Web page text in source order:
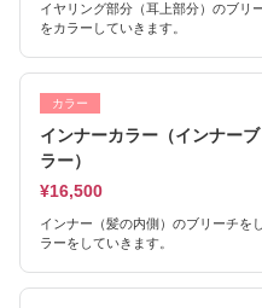
イヤリング部分（耳上部分）のブリ
をカラーしていきます。
カラー
インナーカラー（インナー
ラー）
¥16,500
インナー（髪の内側）のブリーチを
ラーをしていきます。